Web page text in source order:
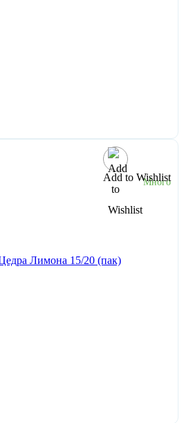
Add to Wishlist
Много
Лимона 15/20 (пак)